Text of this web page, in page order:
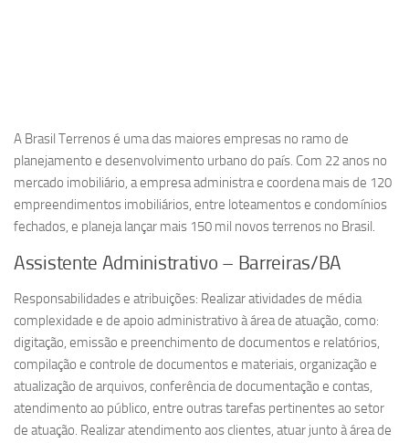
A Brasil Terrenos é uma das maiores empresas no ramo de
planejamento e desenvolvimento urbano do país. Com 22 anos no
mercado imobiliário, a empresa administra e coordena mais de 120
empreendimentos imobiliários, entre loteamentos e condomínios
fechados, e planeja lançar mais 150 mil novos terrenos no Brasil.
Assistente Administrativo – Barreiras/BA
Responsabilidades e atribuições: Realizar atividades de média
complexidade e de apoio administrativo à área de atuação, como:
digitação, emissão e preenchimento de documentos e relatórios,
compilação e controle de documentos e materiais, organização e
atualização de arquivos, conferência de documentação e contas,
atendimento ao público, entre outras tarefas pertinentes ao setor
de atuação. Realizar atendimento aos clientes, atuar junto à área de